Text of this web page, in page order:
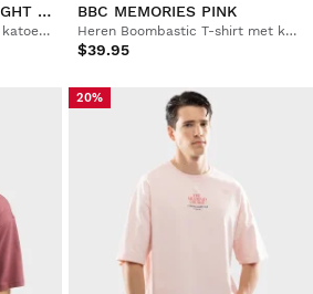
RC TACTIC GRAPHIC LIGHT PURPLE
Rayo Club heren oversized katoenen T-shirt
BBC MEMORIES PINK
Heren Boombastic T-shirt met korte mouwen
$39.95
20%